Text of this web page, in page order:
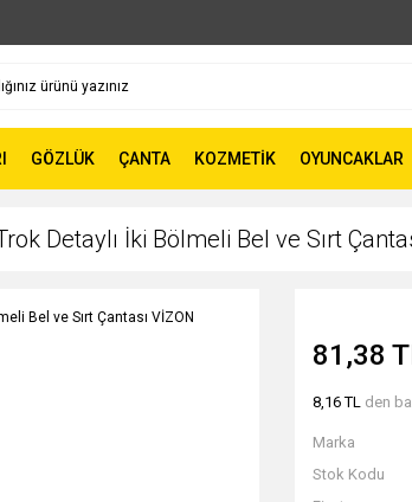
GÖZLÜK ÇANTA KOZMETİK OYUNCAKLAR
Detaylı İki Bölmeli Bel ve Sırt
81,38
8,16 TL den
Marka
Stok Kodu